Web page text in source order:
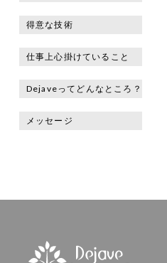
得意な技術
仕事上心掛けていること
Dejaveってどんなところ？
メッセージ